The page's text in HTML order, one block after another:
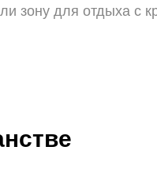
зону для отдыха с